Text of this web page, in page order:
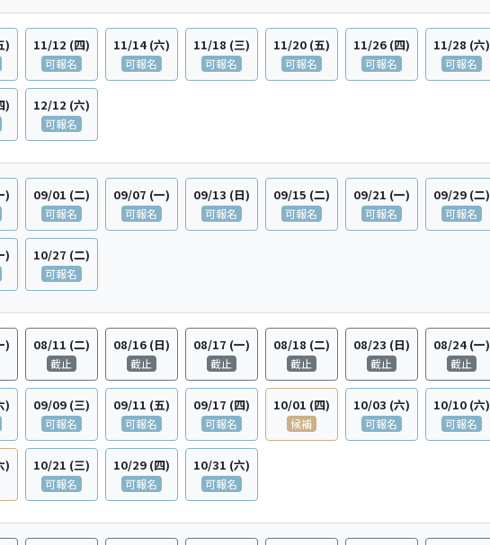
) 11/12 (四)
可報名
11/14 (六)
可報名
11/18 (三)
可報名
11/20 (五)
可報名
11/26 (四)
可報名
11/28 (六)
可報名
) 12/12 (六)
可報名
) 09/01 (二)
可報名
09/07 (一)
可報名
09/13 (日)
可報名
09/15 (二)
可報名
09/21 (一)
可報名
09/29 (二)
可報名
) 10/27 (二)
可報名
) 08/11 (二)
截止
08/16 (日)
截止
08/17 (一)
截止
08/18 (二)
截止
08/23 (日)
截止
08/24 (一)
截止
) 09/09 (三)
可報名
09/11 (五)
可報名
09/17 (四)
可報名
10/01 (四)
候補
10/03 (六)
可報名
10/10 (六)
可報名
) 10/21 (三)
可報名
10/29 (四)
可報名
10/31 (六)
可報名